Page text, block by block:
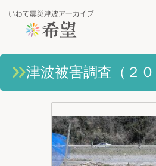
いわて震災津波アーカイブとは
ピックアップコンテンツ
津波被害調査（２０